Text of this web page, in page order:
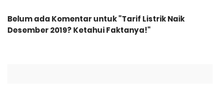
Belum ada Komentar untuk "Tarif Listrik Naik
Desember 2019? Ketahui Faktanya!"